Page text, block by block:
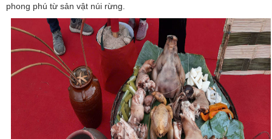
phong phú từ sản vật núi rừng.